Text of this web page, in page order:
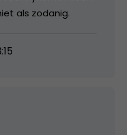
als zodanig.